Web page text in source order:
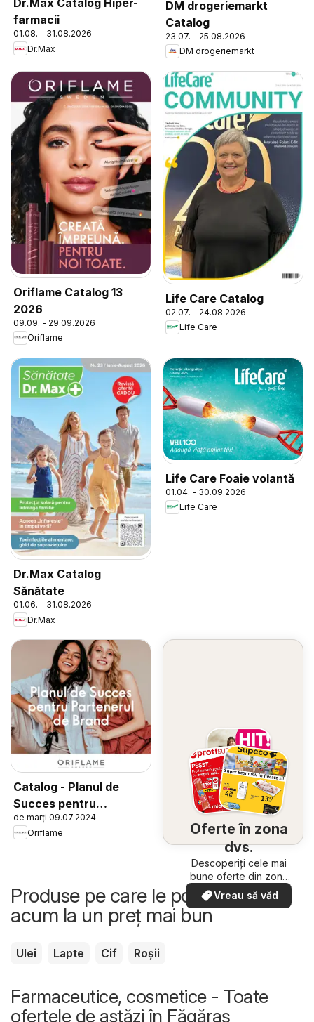
Dr.Max Catalog Hiper-
farmacii
01.08. - 31.08.2026
Dr.Max
DM drogeriemarkt
Catalog
23.07. - 25.08.2026
DM drogeriemarkt
Oriflame Catalog 13
2026
09.09. - 29.09.2026
Oriflame
Life Care Catalog
02.07. - 24.08.2026
Life Care
Dr.Max Catalog
Sănătate
01.06. - 31.08.2026
Dr.Max
Life Care Foaie volantă
01.04. - 30.09.2026
Life Care
Catalog - Planul de
Succes pentru
Partenerul de Brand
de marți 09.07.2024
Oriflame
Oferte în zona
dvs.
Descoperiți cele mai
bune oferte din zona
dumneavoastră
Vreau să văd
Produse pe care le poți cumpăra
acum la un preț mai bun
Ulei Lapte Cif Roșii
Farmaceutice, cosmetice - Toate
ofertele de astăzi în Făgăraș